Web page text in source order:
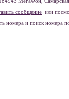
сообщение или
номера и поиск номера